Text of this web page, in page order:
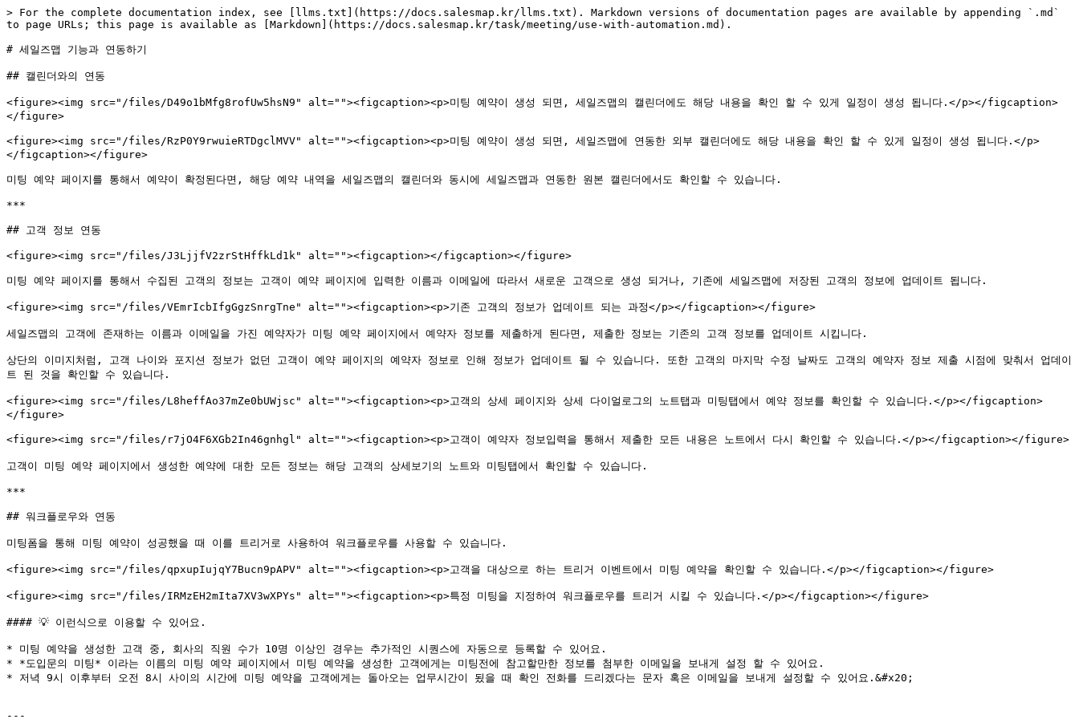
> For the complete documentation index, see [llms.txt](https://docs.salesmap.kr/llms.txt). Markdown versions of documentation pages are available by appending `.md`
to page URLs; this page is available as [Markdown](https://docs.salesmap.kr/task/meeting/use-with-automation.md).
# 세일즈맵 기능과 연동하기
## 캘린더와의 연동
<figure><img src="/files/D49o1bMfg8rofUw5hsN9" alt=""><figcaption><p>미팅 예약이 생성 되면, 세일즈맵의 캘린더에도 해당 내용을 확인 할 수 있게 일정이 생성 됩니다.</p></figcaption>
</figure>
<figure><img src="/files/RzP0Y9rwuieRTDgclMVV" alt=""><figcaption><p>미팅 예약이 생성 되면, 세일즈맵에 연동한 외부 캘린더에도 해당 내용을 확인 할 수 있게 일정이 생성 됩니다.</p>
</figcaption></figure>
미팅 예약 페이지를 통해서 예약이 확정된다면, 해당 예약 내역을 세일즈맵의 캘린더와 동시에 세일즈맵과 연동한 원본 캘린더에서도 확인할 수 있습니다.
***
## 고객 정보 연동
<figure><img src="/files/J3LjjfV2zrStHffkLd1k" alt=""><figcaption></figcaption></figure>
미팅 예약 페이지를 통해서 수집된 고객의 정보는 고객이 예약 페이지에 입력한 이름과 이메일에 따라서 새로운 고객으로 생성 되거나, 기존에 세일즈맵에 저장된 고객의 정보에 업데이트 됩니다.
<figure><img src="/files/VEmrIcbIfgGgzSnrgTne" alt=""><figcaption><p>기존 고객의 정보가 업데이트 되는 과정</p></figcaption></figure>
세일즈맵의 고객에 존재하는 이름과 이메일을 가진 예약자가 미팅 예약 페이지에서 예약자 정보를 제출하게 된다면, 제출한 정보는 기존의 고객 정보를 업데이트 시킵니다.
상단의 이미지처럼, 고객 나이와 포지션 정보가 없던 고객이 예약 페이지의 예약자 정보로 인해 정보가 업데이트 될 수 있습니다. 또한 고객의 마지막 수정 날짜도 고객의 예약자 정보 제출 시점에 맞춰서 업데이
트 된 것을 확인할 수 있습니다.
<figure><img src="/files/L8heffAo37mZe0bUWjsc" alt=""><figcaption><p>고객의 상세 페이지와 상세 다이얼로그의 노트탭과 미팅탭에서 예약 정보를 확인할 수 있습니다.</p></figcaption>
</figure>
<figure><img src="/files/r7jO4F6XGb2In46gnhgl" alt=""><figcaption><p>고객이 예약자 정보입력을 통해서 제출한 모든 내용은 노트에서 다시 확인할 수 있습니다.</p></figcaption></figure>
고객이 미팅 예약 페이지에서 생성한 예약에 대한 모든 정보는 해당 고객의 상세보기의 노트와 미팅탭에서 확인할 수 있습니다.
***
## 워크플로우와 연동
미팅폼을 통해 미팅 예약이 성공했을 때 이를 트리거로 사용하여 워크플로우를 사용할 수 있습니다.
<figure><img src="/files/qpxupIujqY7Bucn9pAPV" alt=""><figcaption><p>고객을 대상으로 하는 트리거 이벤트에서 미팅 예약을 확인할 수 있습니다.</p></figcaption></figure>
<figure><img src="/files/IRMzEH2mIta7XV3wXPYs" alt=""><figcaption><p>특정 미팅을 지정하여 워크플로우를 트리거 시킬 수 있습니다.</p></figcaption></figure>
#### 💡 이런식으로 이용할 수 있어요.
* 미팅 예약을 생성한 고객 중, 회사의 직원 수가 10명 이상인 경우는 추가적인 시퀀스에 자동으로 등록할 수 있어요.
* *도입문의 미팅* 이라는 이름의 미팅 예약 페이지에서 미팅 예약을 생성한 고객에게는 미팅전에 참고할만한 정보를 첨부한 이메일을 보내게 설정 할 수 있어요.
* 저녁 9시 이후부터 오전 8시 사이의 시간에 미팅 예약을 고객에게는 돌아오는 업무시간이 됬을 때 확인 전화를 드리겠다는 문자 혹은 이메일을 보내게 설정할 수 있어요.&#x20;
---